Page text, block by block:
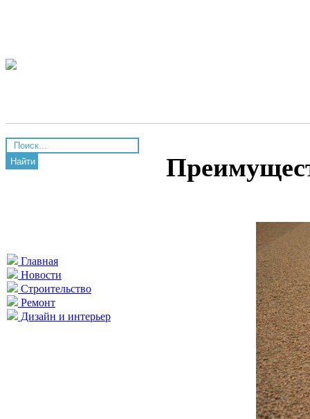
Найти
Главная
Новости
Строительство
Ремонт
Дизайн и интерьер